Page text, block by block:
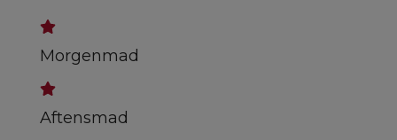
Morgenmad
Aftensmad